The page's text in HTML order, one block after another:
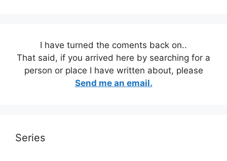
I have turned the coments back on..
That said, if you arrived here by searching for a
person or place I have written about, please
Send me an email.
Series